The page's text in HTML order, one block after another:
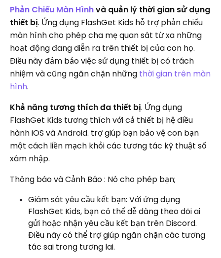
Phản Chiếu Màn Hìnhvà quản lý thời gian sử dụng
thiết bị. Ứng dụng FlashGet Kids hỗ trợ phản chiếu
màn hình cho phép cha mẹ quan sát từ xa những
hoạt động đang diễn ra trên thiết bị của con họ.
Điều này đảm bảo việc sử dụng thiết bị có trách
nhiệm và cũng ngăn chặn những thời gian trên màn
hình.
Khả năng tương thích đa thiết bị. Ứng dụng
FlashGet Kids tương thích với cả thiết bị hệ điều
hành iOS và Android. trợ giúp bạn bảo vệ con bạn
một cách liền mạch khỏi các tương tác kỹ thuật số
xâm nhập.
Thông báo và Cảnh Báo : Nó cho phép bạn;
Giám sát yêu cầu kết bạn: Với ứng dụng
FlashGet Kids, bạn có thể dễ dàng theo dõi ai
gửi hoặc nhận yêu cầu kết bạn trên Discord.
Điều này có thể trợ giúp ngăn chặn các tương
tác sai trong tương lai.